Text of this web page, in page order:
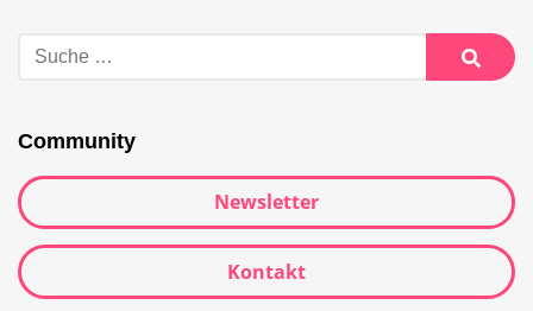
Community
Newsletter
Kontakt